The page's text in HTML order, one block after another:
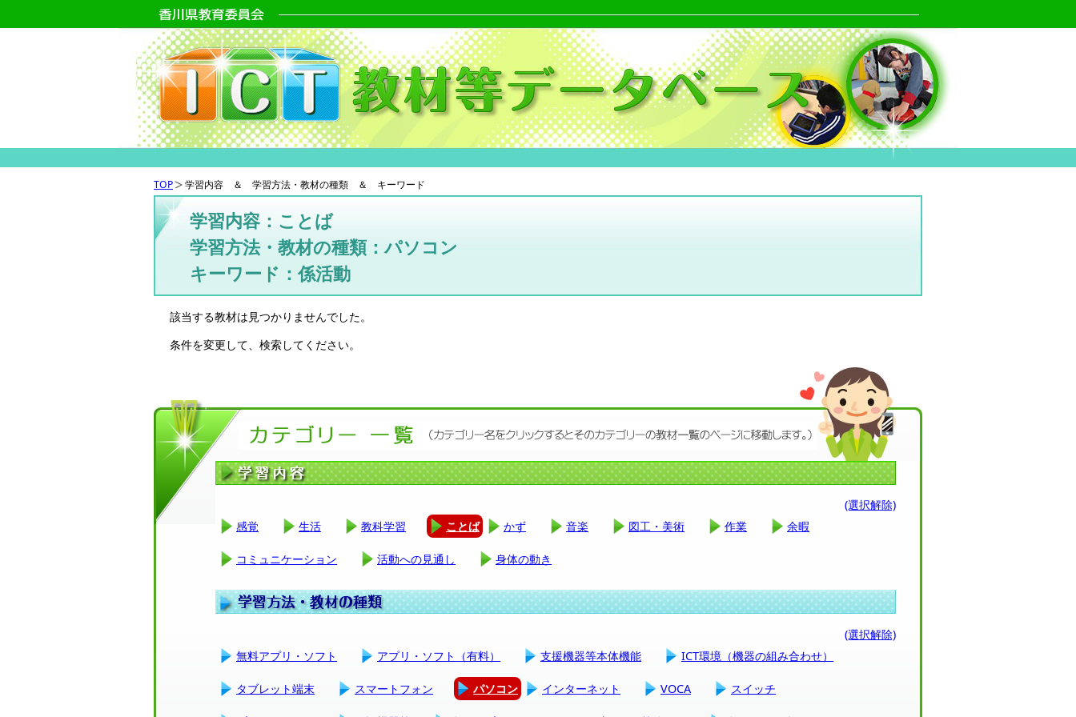
TOP 学習内容 ＆ 学習方法・教材の種類 ＆ キーワード
学習内容：ことば
学習方法・教材の種類：パソコン
キーワード：係活動
該当する教材は見つかりませんでした。
条件を変更して、検索してください。
(選択解除)
感覚
生活 教科学習 ことば かず 音楽 図工・美術 作業 余暇
コミュニケーション 活動への見通し 身体の動き
(選択解除)
無料アプリ・ソフト
アプリ・ソフト（有料） 支援機器等本体機能 ICT環境（機器の組み合わせ）
タブレット端末 スマートフォン パソコン インターネット VOCA スイッチ